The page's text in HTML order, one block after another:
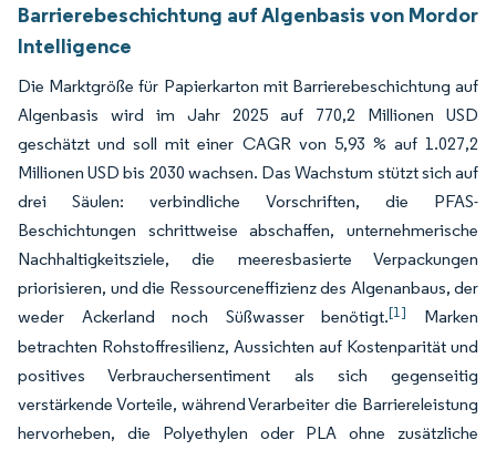
Barrierebeschichtung auf Algenbasis von Mordor
Intelligence
Die Marktgröße für Papierkarton mit Barrierebeschichtung auf
Algenbasis wird im Jahr 2025 auf 770,2 Millionen USD
geschätzt und soll mit einer CAGR von 5,93 % auf 1.027,2
Millionen USD bis 2030 wachsen. Das Wachstum stützt sich auf
drei Säulen: verbindliche Vorschriften, die PFAS-
Beschichtungen schrittweise abschaffen, unternehmerische
Nachhaltigkeitsziele, die meeresbasierte Verpackungen
priorisieren, und die Ressourceneffizienz des Algenanbaus, der
weder Ackerland noch Süßwasser benötigt.[1]
Marken
betrachten Rohstoffresilienz, Aussichten auf Kostenparität und
positives Verbrauchersentiment als sich gegenseitig
verstärkende Vorteile, während Verarbeiter die Barriereleistung
hervorheben, die Polyethylen oder PLA ohne zusätzliche